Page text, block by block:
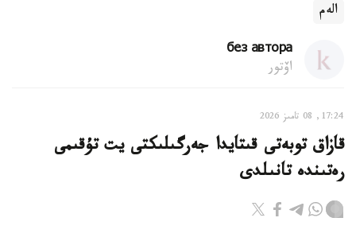
الەم
без автора
اۆتور
17:24, 08 تامىز 2026
قازاق توبەتى قىتايدا جەرگىلىكتى يت تۇقىمى
رەتىندە تانىلدى